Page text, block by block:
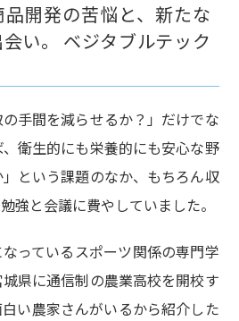
開発の苦悩と、新たな
い。 ベジタブルテック
の手間を減らせるか？」だけでな
衛生的にも栄養的にも安心な野
という課題のなか、もちろん収
強と会議に費やしていました。
っているスポーツ関係の専門学
県に通信制の農業高校を開校す
い農家さんがいるから紹介した